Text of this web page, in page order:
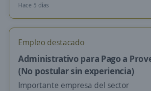
Hace 5 días
Empleo destacado
Administrativo para Pago a
(No postular sin experiencia)
Importante empresa del sector